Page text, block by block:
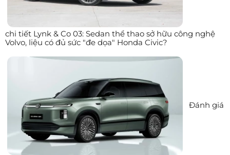
chi tiết Lynk & Co 03: Sedan thể thao sở hữu công nghệ
Volvo, liệu có đủ sức "đe dọa" Honda Civic?
Đánh giá